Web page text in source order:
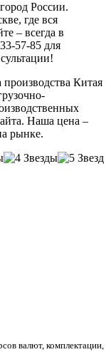
России.
где вся
– всегда в
57-85 для
Китая
Наша цена –
рынке.
валют, комплектации,